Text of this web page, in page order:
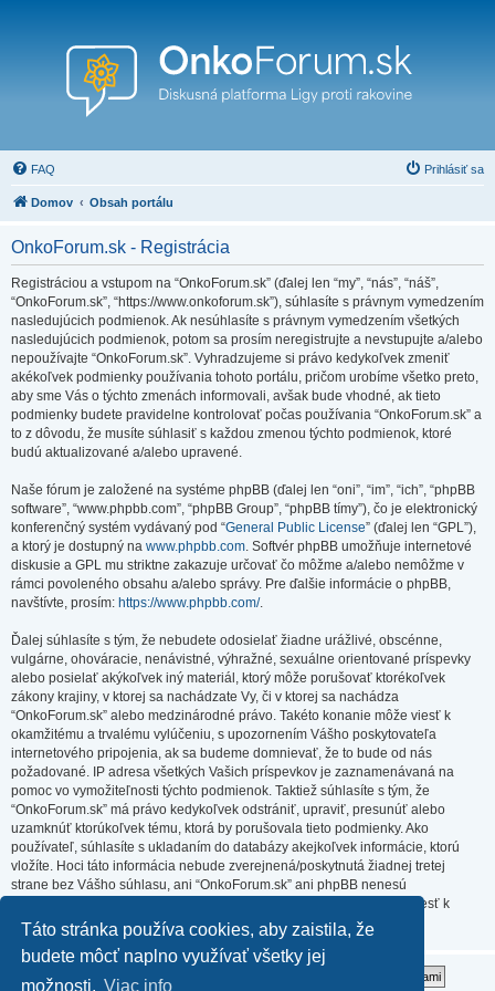
Táto stránka používa cookies, aby zaistila, že
budete môcť naplno využívať všetky jej
možnosti. Viac info
FAQ Prihlásiť sa
Domov Obsah portálu
OnkoForum.sk - Registrácia
Registráciou a vstupom na “OnkoForum.sk” (ďalej len “my”, “nás”, “náš”,
“OnkoForum.sk”, “https://www.onkoforum.sk”), súhlasíte s právnym vymedzením
nasledujúcich podmienok. Ak nesúhlasíte s právnym vymedzením všetkých
nasledujúcich podmienok, potom sa prosím neregistrujte a nevstupujte a/alebo
nepoužívajte “OnkoForum.sk”. Vyhradzujeme si právo kedykoľvek zmeniť
akékoľvek podmienky používania tohoto portálu, pričom urobíme všetko preto,
aby sme Vás o týchto zmenách informovali, avšak bude vhodné, ak tieto
podmienky budete pravidelne kontrolovať počas používania “OnkoForum.sk” a
to z dôvodu, že musíte súhlasiť s každou zmenou týchto podmienok, ktoré
budú aktualizované a/alebo upravené.
Naše fórum je založené na systéme phpBB (ďalej len “oni”, “im”, “ich”, “phpBB
software”, “www.phpbb.com”, “phpBB Group”, “phpBB tímy”), čo je elektronický
konferenčný systém vydávaný pod “General Public License” (ďalej len “GPL”),
a ktorý je dostupný na www.phpbb.com. Softvér phpBB umožňuje internetové
diskusie a GPL mu striktne zakazuje určovať čo môžme a/alebo nemôžme v
rámci povoleného obsahu a/alebo správy. Pre ďalšie informácie o phpBB,
navštívte, prosím: https://www.phpbb.com/.
Ďalej súhlasíte s tým, že nebudete odosielať žiadne urážlivé, obscénne,
vulgárne, ohováracie, nenávistné, výhražné, sexuálne orientované príspevky
alebo posielať akýkoľvek iný materiál, ktorý môže porušovať ktorékoľvek
zákony krajiny, v ktorej sa nachádzate Vy, či v ktorej sa nachádza
“OnkoForum.sk” alebo medzinárodné právo. Takéto konanie môže viesť k
okamžitému a trvalému vylúčeniu, s upozornením Vášho poskytovateľa
internetového pripojenia, ak sa budeme domnievať, že to bude od nás
požadované. IP adresa všetkých Vašich príspevkov je zaznamenávaná na
pomoc vo vymožiteľnosti týchto podmienok. Taktiež súhlasíte s tým, že
“OnkoForum.sk” má právo kedykoľvek odstrániť, upraviť, presunúť alebo
uzamknúť ktorúkoľvek tému, ktorá by porušovala tieto podmienky. Ako
používateľ, súhlasíte s ukladaním do databázy akejkoľvek informácie, ktorú
vložíte. Hoci táto informácia nebude zverejnená/poskytnutá žiadnej tretej
strane bez Vášho súhlasu, ani “OnkoForum.sk” ani phpBB nenesú
zodpovednosť za akýkoľvek pokus o prienik (hacking), ktorý môže viesť k
zneužitiu týchto údajov.